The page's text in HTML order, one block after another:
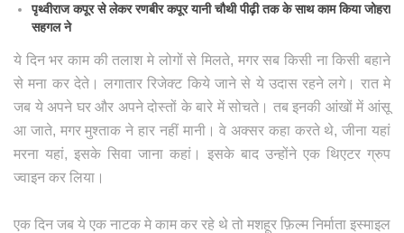
पृथ्वीराज कपूर से लेकर रणबीर कपूर यानी चौथी पीढ़ी तक के साथ काम किया जोहरा
सहगल ने
ये दिन भर काम की तलाश मे लोगों से मिलते, मगर सब किसी ना किसी बहाने
से मना कर देते। लगातार रिजेक्ट किये जाने से ये उदास रहने लगे। रात मे
जब ये अपने घर और अपने दोस्तों के बारे में सोचते। तब इनकी आंखों में आंसू
आ जाते, मगर मुश्ताक ने हार नहीं मानी। वे अक्सर कहा करते थे, जीना यहां
मरना यहां, इसके सिवा जाना कहां। इसके बाद उन्होंने एक थिएटर ग्रुप
ज्वाइन कर लिया।
एक दिन जब ये एक नाटक मे काम कर रहे थे तो मशहूर फ़िल्म निर्माता इस्माइल